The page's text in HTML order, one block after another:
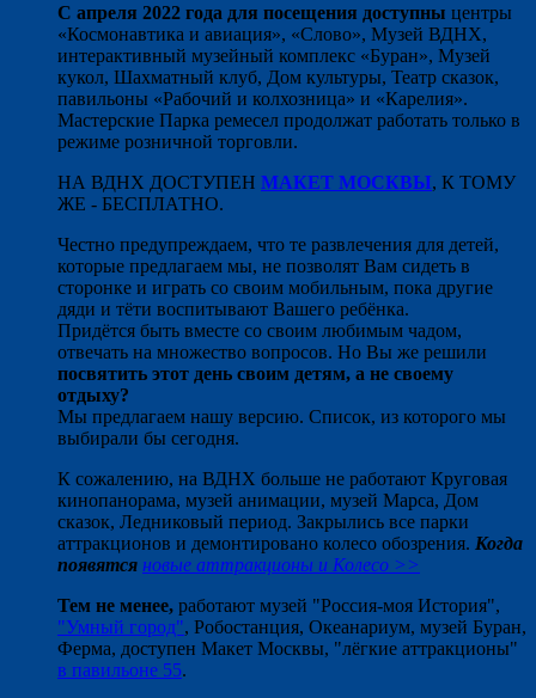
С апреля 2022 года для посещения доступны центры
«Космонавтика и авиация», «Слово», Музей ВДНХ,
интерактивный музейный комплекс «Буран», Музей
кукол, Шахматный клуб, Дом культуры, Театр сказок,
павильоны «Рабочий и колхозница» и «Карелия».
Мастерские Парка ремесел продолжат работать только в
режиме розничной торговли.
НА ВДНХ ДОСТУПЕН МАКЕТ МОСКВЫ, К ТОМУ
ЖЕ - БЕСПЛАТНО.
Честно предупреждаем, что те развлечения для детей,
которые предлагаем мы, не позволят Вам сидеть в
сторонке и играть со своим мобильным, пока другие
дяди и тёти воспитывают Вашего ребёнка.
Придётся быть вместе со своим любимым чадом,
отвечать на множество вопросов. Но Вы же решили
посвятить этот день своим детям, а не своему
отдыху?
Мы предлагаем нашу версию. Список, из которого мы
выбирали бы сегодня.
К сожалению, на ВДНХ больше не работают Круговая
кинопанорама, музей анимации, музей Марса, Дом
сказок, Ледниковый период. Закрылись все парки
аттракционов и демонтировано колесо обозрения. Когда
появятся новые аттракционы и Колесо >>
Тем не менее, работают музей "Россия-моя История",
"Умный город", Робостанция, Океанариум, музей Буран,
Ферма, доступен Макет Москвы, "лёгкие аттракционы"
в павильоне 55.